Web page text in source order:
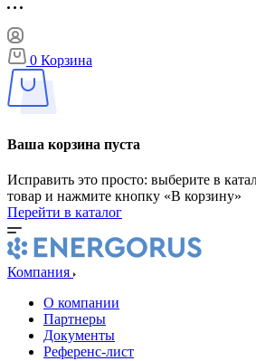
0 Корзина
Ваша корзина пуста
Исправить это просто: выберите в
товар и нажмите кнопку «В корзину»
Перейти в каталог
Компания
О компании
Партнеры
Документы
Референс-лист